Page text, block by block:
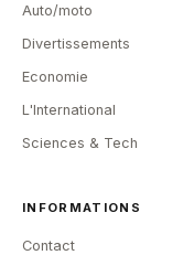
Auto/moto
Divertissements
Economie
L'International
Sciences & Tech
INFORMATIONS
Contact